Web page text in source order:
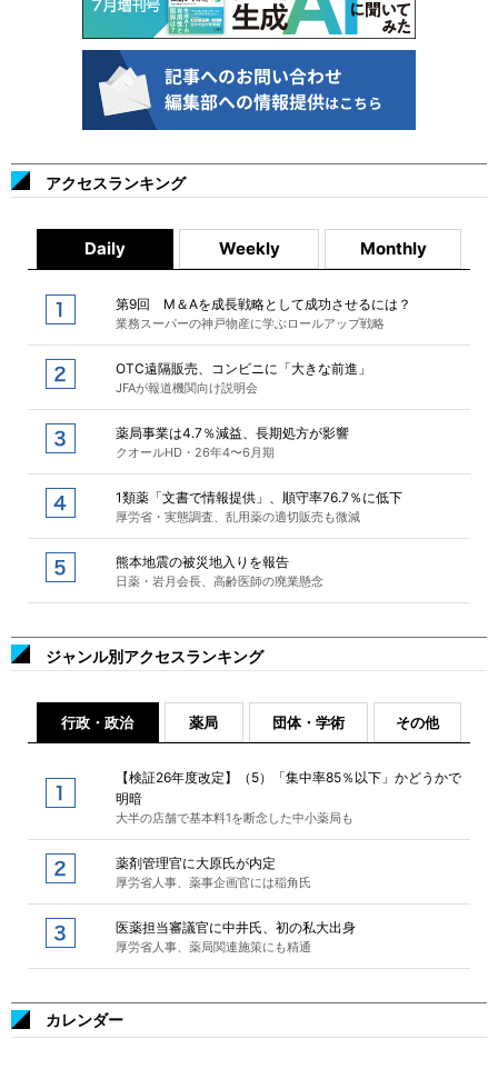
アクセスランキング
Daily Weekly Monthly
第9回 M＆Aを成長戦略として成功させるには？
業務スーパーの神戸物産に学ぶロールアップ戦略
OTC遠隔販売、コンビニに「大きな前進」
JFAが報道機関向け説明会
薬局事業は4.7％減益、長期処方が影響
クオールHD・26年4〜6月期
1類薬「文書で情報提供」、順守率76.7％に低下
厚労省・実態調査、乱用薬の適切販売も微減
熊本地震の被災地入りを報告
日薬・岩月会長、高齢医師の廃業懸念
ジャンル別アクセスランキング
行政・政治 薬局 団体・学術 その他
【検証26年度改定】（5）「集中率85％以下」かどうかで
明暗
大半の店舗で基本料1を断念した中小薬局も
薬剤管理官に大原氏が内定
厚労省人事、薬事企画官には稲角氏
医薬担当審議官に中井氏、初の私大出身
厚労省人事、薬局関連施策にも精通
カレンダー